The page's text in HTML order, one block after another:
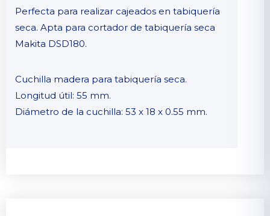
Perfecta para realizar cajeados en tabiquería
seca. Apta para cortador de tabiquería seca
Makita DSD180.
Cuchilla madera para tabiquería seca.
Longitud útil: 55 mm.
Diámetro de la cuchilla: 53 x 18 x 0.55 mm.